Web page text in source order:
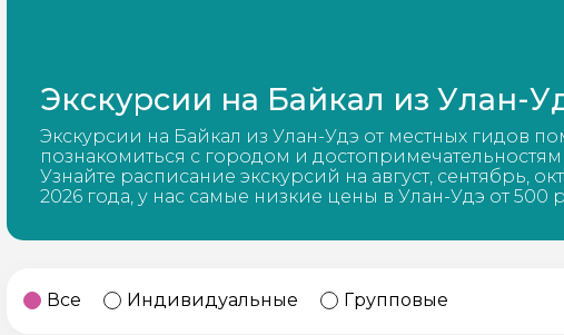
Россия
Калининград
Россия
28 экскурсий
Кисловодск
Россия
20 экскурсий
Дербент
Экскурсии на Байкал из Улан-
Экскурсии на Байкал из Улан-Удэ от местных гидов
познакомиться с городом и
Узнайте расписание экскурсий на август, сентябрь,
2026 года, у нас самые низкие цены в Улан-Удэ от 500
Все Индивидуальные Групповые